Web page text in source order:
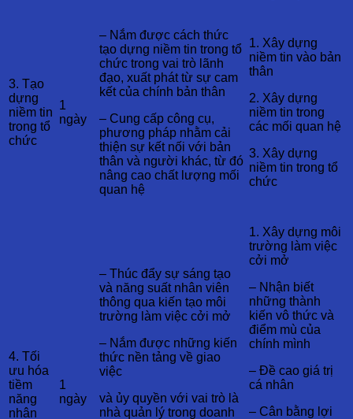
3. Tạo
dựng
niềm tin
trong tổ
chức
1
ngày
– Nắm được cách thức
tạo dựng niềm tin trong tổ
chức trong vai trò lãnh
đạo, xuất phát từ sự cam
kết của chính bản thân
– Cung cấp công cụ,
phương pháp nhằm cải
thiện sự kết nối với bản
thân và người khác, từ đó
nâng cao chất lượng mối
quan hệ
1. Xây dựng
niềm tin vào bản
thân
2. Xây dựng
niềm tin trong
các mối quan hệ
3. Xây dựng
niềm tin trong tổ
chức
4. Tối
ưu hóa
tiềm
năng
nhân
1
ngày
– Thúc đẩy sự sáng tạo
và năng suất nhân viên
thông qua kiến tạo môi
trường làm việc cởi mở
– Nắm được những kiến
thức nền tảng về giao
việc
và ủy quyền với vai trò là
nhà quản lý trong doanh
1. Xây dựng môi
trường làm việc
cởi mở
– Nhận biết
những thành
kiến vô thức và
điểm mù của
chính mình
– Đề cao giá trị
cá nhân
– Cân bằng lợi